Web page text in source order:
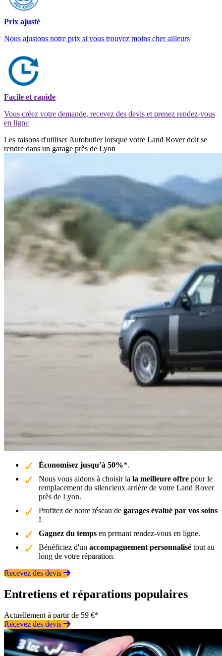
Prix ajusté
Nous ajustons notre prix si vous trouvez moins cher ailleurs
Facile et rapide
Vous créez votre demande, recevez des devis et prenez rendez-vous
en ligne
Les raisons d'utiliser Autobutler lorsque votre Land Rover doit se
rendre dans un garage près de Lyon
Économisez jusqu’à 50%*.
Nous vous aidons à choisir la la meilleure offre pour le
remplacement du silencieux arrière de votre Land Rover
près de Lyon.
Profitez de notre réseau de garages évalué par vos soins
!
Gagnez du temps en prenant rendez-vous en ligne.
Bénéficiez d'un accompagnement personnalisé tout au
long de votre réparation.
Recevez des devis
Entretiens et réparations populaires
Actuellement à partir de 59 €*
Recevez des devis